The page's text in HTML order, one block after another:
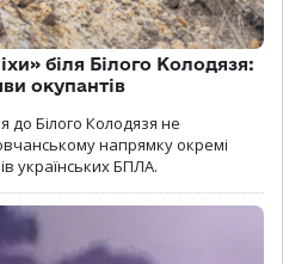
біля Білого Колодязя:
окупантів
до Білого Колодязя не
напрямку окремі
українських БПЛА.